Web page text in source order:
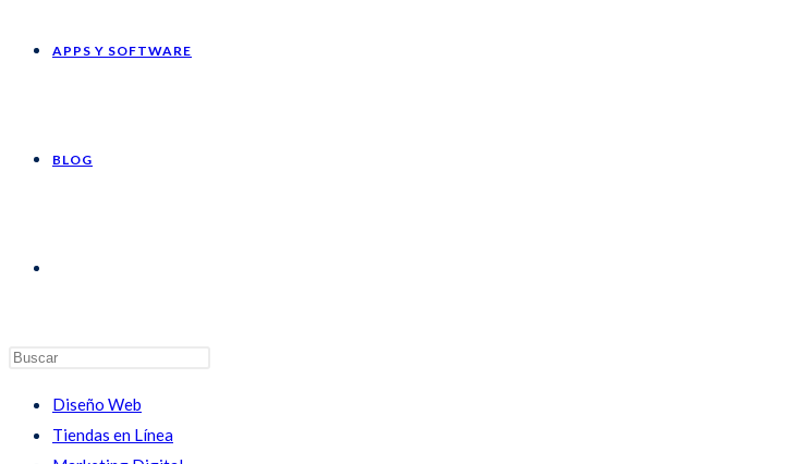
APPS Y SOFTWARE
BLOG
Diseño Web
Tiendas en Línea